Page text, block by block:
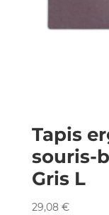
Tapis
souris-
Gris L
29,08 €